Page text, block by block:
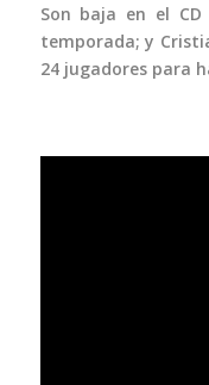
Son baja en el
temporada; y
24 jugadores para